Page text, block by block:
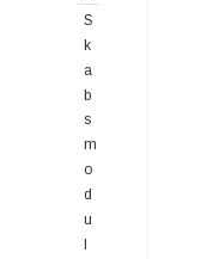
S
k
a
b
s
m
o
d
u
l